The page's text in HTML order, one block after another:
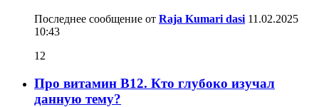
Последнее сообщение от Raja Kumari dasi 11.02.2025
10:43
12
Про витамин В12. Кто глубоко изучал
данную тему?